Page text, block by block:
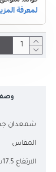
وصف
شمعدان
المقاس
الارتفاع 17.5سم *العرص 17.5سم